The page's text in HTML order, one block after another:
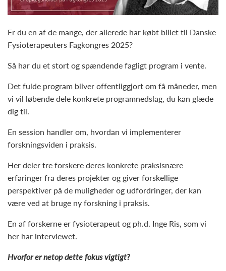
Er du en af de mange, der allerede har købt billet til Danske
Fysioterapeuters Fagkongres 2025?
Så har du et stort og spændende fagligt program i vente.
Det fulde program bliver offentliggjort om få måneder, men
vi vil løbende dele konkrete programnedslag, du kan glæde
dig til.
En session handler om, hvordan vi implementerer
forskningsviden i praksis.
Her deler tre forskere deres konkrete praksisnære
erfaringer fra deres projekter og giver forskellige
perspektiver på de muligheder og udfordringer, der kan
være ved at bruge ny forskning i praksis.
En af forskerne er fysioterapeut og ph.d. Inge Ris, som vi
her har interviewet.
Hvorfor er netop dette fokus vigtigt?